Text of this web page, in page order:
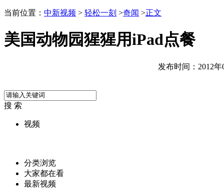
当前位置： 中新视频 > 轻松一刻 >奇闻 >正文
美国动物园猩猩用iPad点餐
发布时间：2012年
搜 索
视频
分类浏览
大家都在看
最新视频